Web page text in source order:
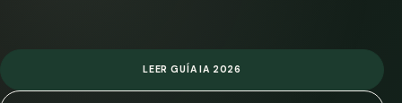
LEER GUÍA IA 2026